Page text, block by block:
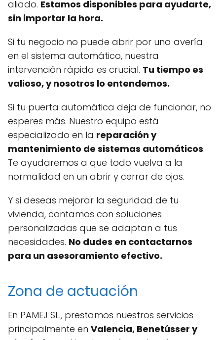
aliado. Estamos disponibles para ayudarte,
sin importar la hora.
Si tu negocio no puede abrir por una avería
en el sistema automático, nuestra
intervención rápida es crucial. Tu tiempo es
valioso, y nosotros lo entendemos.
Si tu puerta automática deja de funcionar, no
esperes más. Nuestro equipo está
especializado en la reparación y
mantenimiento de sistemas automáticos.
Te ayudaremos a que todo vuelva a la
normalidad en un abrir y cerrar de ojos.
Y si deseas mejorar la seguridad de tu
vivienda, contamos con soluciones
personalizadas que se adaptan a tus
necesidades. No dudes en contactarnos
para un asesoramiento efectivo.
Zona de actuación
En PAMEJ SL., prestamos nuestros servicios
principalmente en Valencia, Benetússer y